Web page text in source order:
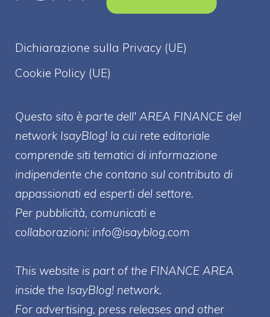
Dichiarazione sulla Privacy (UE)
Cookie Policy (UE)
Questo sito è parte dell' AREA FINANCE del
network IsayBlog! la cui rete editoriale
comprende siti tematici di informazione
indipendente che contano sul contributo di
appassionati ed esperti del settore.
Per pubblicità, comunicati e
collaborazioni: info@isayblog.com
This website is part of the FINANCE AREA
inside the IsayBlog! network.
For advertising, press releases and other